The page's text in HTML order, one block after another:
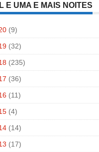
E UMA E MAIS NOITES
(9)
(32)
(235)
(36)
(11)
(4)
(14)
(17)